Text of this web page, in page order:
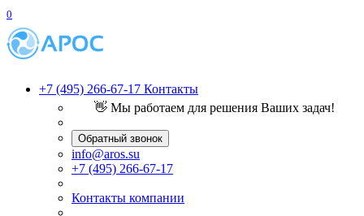
0
+7 (495) 266-67-17 Контакты
👋 Мы работаем для решения Ваших задач!
Обратный звонок
info@aros.su
+7 (495) 266-67-17
Контакты компании